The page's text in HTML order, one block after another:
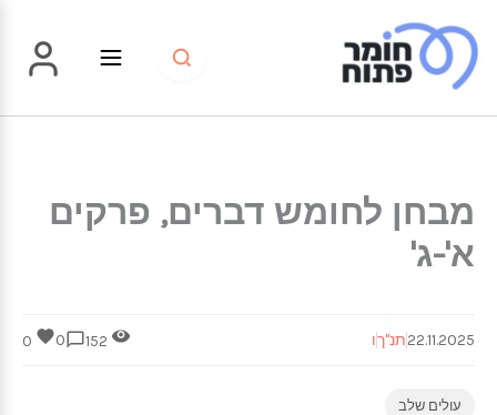
לתוכן
מבחן לחומש דברים, פרקים
א'-ג'
22.11.2025תנ"ךו 0
עולים שלב